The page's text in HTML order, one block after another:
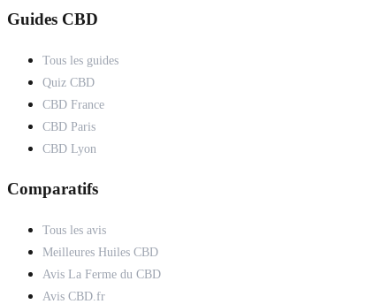
Guides CBD
Tous les guides
Quiz CBD
CBD France
CBD Paris
CBD Lyon
Comparatifs
Tous les avis
Meilleures Huiles CBD
Avis La Ferme du CBD
Avis CBD.fr